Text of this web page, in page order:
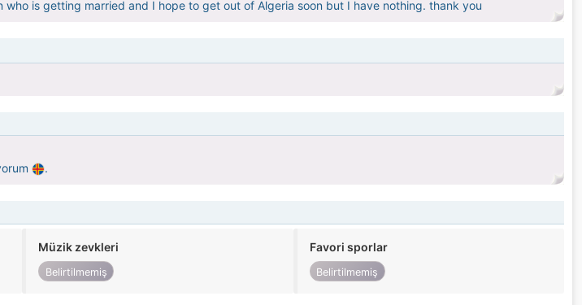
who is getting married and I hope to get out of Algeria soon but I have nothing. thank you
.
Müzik zevkleri
Belirtilmemiş
Favori sporlar
Belirtilmemiş